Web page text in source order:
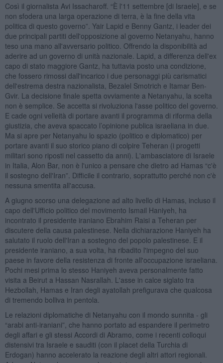
Così il giornalista Avi Issacharoff. “È l'11 settembre [di Israele], e se
non sfodera una larga operazione di terra, è la fine della vita
politica di questo governo”. Yair Lapid e Benny Gantz, i leader dei
due principali partiti dell'opposizione al governo Netanyahu, hanno
teso una mano all'avversario politico. Offrendo la disponibilità ad
aderire ad un governo di unità nazionale. Lapid, a differenza dell'ex
capo di stato maggiore Gantz, ha tuttavia posto una condizione,
che fossero rimossi dall'incarico i due personaggi più carismatici
dell'estrema destra nazionalista, Bezalel Smotrich e Itamar Ben-
Gvir. La decisione finale spetta ovviamente a Netanyahu, la scelta
non è semplice. Se accetta si rivoluziona l'asse politico del governo.
E cade ogni velleità di portare avanti il programma di riforma della
giustizia, che aveva spaccato l’opinione publica israeliana in due.
Ma si apre per Netanyahu lo spazio (politico e diplomatico) per
portare avanti il suo storico piano di colpire Teheran (i progetti
militari sono riposti nel cassetto da anni). L'ambasciatore di Israele
in Italia, Alon Bar, non è l'unico a pensare che dietro ad Hamas “c'è
il sostegno dell'Iran”. Difficile il contrario, soprattutto perché non c'è
nessuna smentita all'accusa.
A giugno scorso una delegazione ad alto livello di Hamas, incluso il
capo dell'Ufficio politico del movimento Ismail Haniyeh, ha
incontrato il presidente iraniano Ebrahim Raisi a Teheran per
discutere della causa palestinese. Nella dichiarazione Haniyeh ha
salutato il ruolo dell'Iran a sostegno del popolo palestinese. E il
presidente iraniano, a sua volta, ha ribadito l'impegno del suo
paese in favore della resistenza di fronte all'occupazione israeliana.
Pochi mesi prima lo stesso Haniyeh aveva personalmente fatto
visita a Beirut a Hassan Nasrallah. L'asse in calce siglato tra
Hezbollah, Hamas e Iran degli ayatollah prefigurava che qualcosa
di tremendo bolliva in pentola.
Le relazioni diplomatiche di Netanyahu con il mondo sunnita - gli
“arabi anti-iraniani”, che hanno portato ad espandere il perimetro
degli affari e gli stessi Accordi di Abramo, come i recenti colloqui
distensivi tra Israele e sauditi (con il placet della Turchia di
Erdogan) hanno accelerato la reazione degli altri attori regionali.